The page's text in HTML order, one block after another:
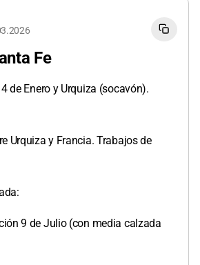
Fe
de Enero y Urquiza (socavón).
Urquiza y Francia. Trabajos de
9 de Julio (con media calzada